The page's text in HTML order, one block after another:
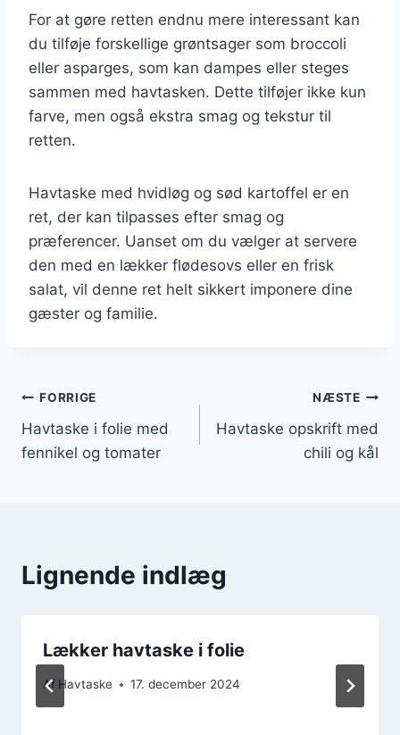
For at gøre retten endnu mere interessant kan
du tilføje forskellige grøntsager som broccoli
eller asparges, som kan dampes eller steges
sammen med havtasken. Dette tilføjer ikke kun
farve, men også ekstra smag og tekstur til
retten.
Havtaske med hvidløg og sød kartoffel er en
ret, der kan tilpasses efter smag og
præferencer. Uanset om du vælger at servere
den med en lækker flødesovs eller en frisk
salat, vil denne ret helt sikkert imponere dine
gæster og familie.
Indlægsnavigation
FORRIGE
Havtaske i folie med
fennikel og tomater
NÆSTE
Havtaske opskrift med
chili og kål
Lignende indlæg
Lækker havtaske i folie
Af Havtaske 17. december 2024